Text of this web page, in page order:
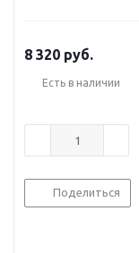
8 320 руб.
Есть в наличии
Поделиться